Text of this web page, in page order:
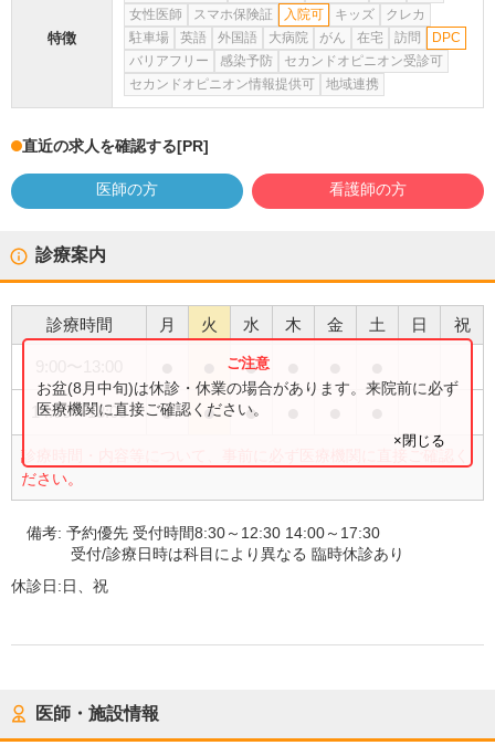
特徴
女性医師
スマホ保険証 入院可 キッズ
クレカ
駐車場
英語 外国語 大病院 がん 在宅 訪問
DPC
バリアフリー
感染予防
セカンドオピニオン受診可
セカンドオピニオン情報提供可
地域連携
直近の求人を確認する[PR]
医師の方 看護師の方
診療案内
診療時間 月 火 水 木 金 土 日 祝
●
14:00〜18:00 ● ● ●
診療時間・内容等について、事前に必ず医療機関に直接ご確認く
ださい。
お盆(8月中旬)は休診・休業の場合があります。来院前に必ず
医療機関に直接ご確認ください。
×閉じる
備考:予約優先 受付時間8:30～12:30 14:00～17:30
受付/診療日時は科目により異なる 臨時休診あり
休診日:日、祝
医師・施設情報